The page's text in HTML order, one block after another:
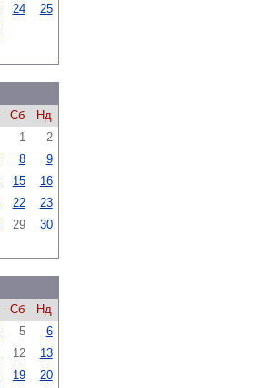
24
25
Сб
Нд
1
2
8
9
15
16
22
23
29
30
Сб
Нд
5
6
12
13
19
20